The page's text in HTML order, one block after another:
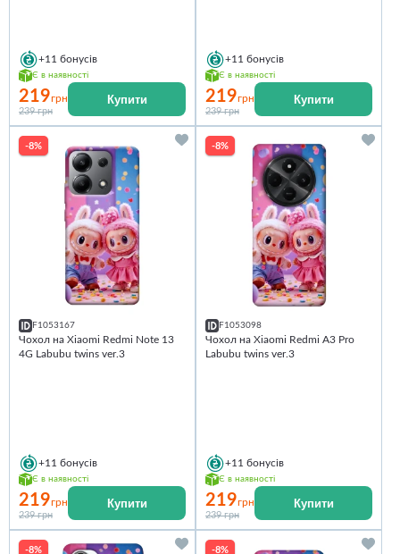
+11 бонусів
Є в наявності
219грн
239 грн
Купити
+11 бонусів
Є в наявності
219грн
239 грн
Купити
-8%
F1053167
Чохол на Xiaomi Redmi Note 13
4G Labubu twins ver.3
+11 бонусів
Є в наявності
219грн
239 грн
Купити
-8%
F1053098
Чохол на Xiaomi Redmi A3 Pro
Labubu twins ver.3
+11 бонусів
Є в наявності
219грн
239 грн
Купити
-8% -8%